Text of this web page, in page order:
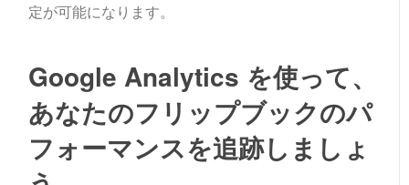
定が可能になります。
Google Analytics を使って、
あなたのフリップブックのパ
フォーマンスを追跡しましょ